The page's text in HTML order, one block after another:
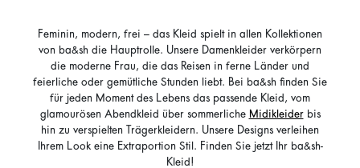
Feminin, modern, frei – das Kleid spielt in allen Kollektionen
von ba&sh die Hauptrolle. Unsere Damenkleider verkörpern
die moderne Frau, die das Reisen in ferne Länder und
feierliche oder gemütliche Stunden liebt. Bei ba&sh finden Sie
für jeden Moment des Lebens das passende Kleid, vom
glamourösen Abendkleid über sommerliche Midikleiderbis
hin zu verspielten Trägerkleidern. Unsere Designs verleihen
Ihrem Look eine Extraportion Stil. Finden Sie jetzt Ihr ba&sh-
Kleid!